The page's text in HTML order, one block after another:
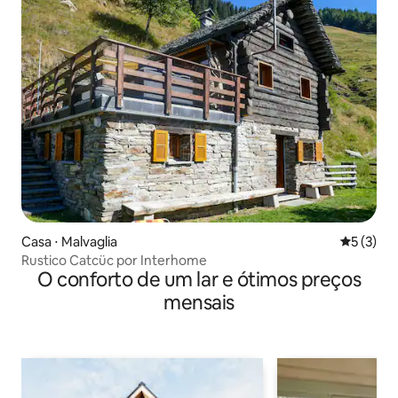
Casa ⋅ Malvaglia 5 de
5 (3)
Rustico Catcüc por Interhome
O conforto de um lar e ótimos preços
mensais